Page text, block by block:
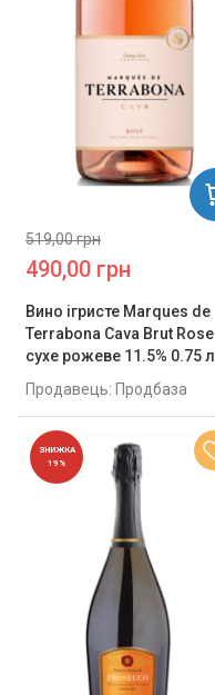
Вино ігристе Marques de
Terrabona Cava Brut Rose
сухе рожеве 11.5% 0.75 л
Продавець: Продбаза
519,00 грн
490,00 грн
ЗНИЖКА
19%